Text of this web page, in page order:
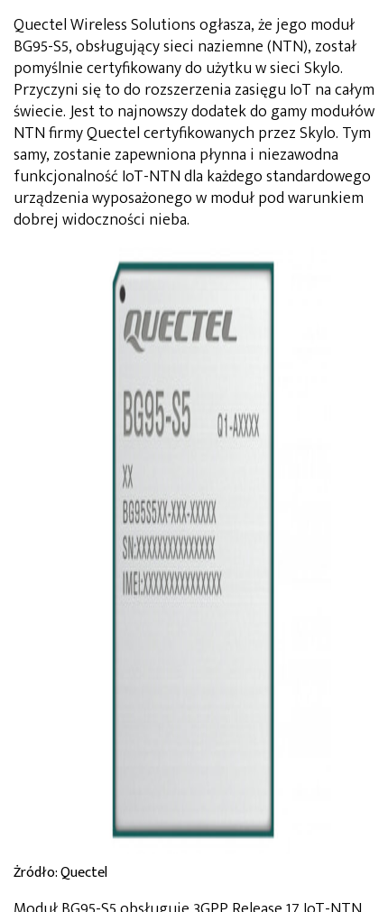
Quectel Wireless Solutions ogłasza, że jego moduł
BG95-S5, obsługujący sieci naziemne (NTN), został
pomyślnie certyfikowany do użytku w sieci Skylo.
Przyczyni się to do rozszerzenia zasięgu IoT na całym
świecie. Jest to najnowszy dodatek do gamy modułów
NTN firmy Quectel certyfikowanych przez Skylo. Tym
samy, zostanie zapewniona płynna i niezawodna
funkcjonalność IoT-NTN dla każdego standardowego
urządzenia wyposażonego w moduł pod warunkiem
dobrej widoczności nieba.
Żródło: Quectel